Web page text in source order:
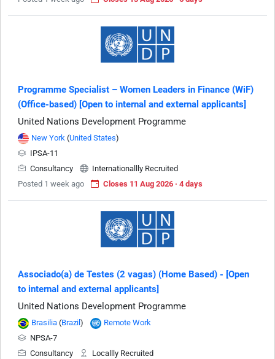
Programme Specialist – Women Leaders in Finance (WiF)
(Office-based) [Open to internal and external applicants]
United Nations Development Programme
New York (United States)
IPSA-11
Consultancy
Internationallly Recruited
Posted 1 week ago
Closes 11 Aug 2026 · 4 days
Associado(a) de Testes (2 vagas) (Home Based) - [Open
to internal and external applicants]
United Nations Development Programme
Brasilia (Brazil )
Remote Work
NPSA-7
Consultancy
Locallly Recruited